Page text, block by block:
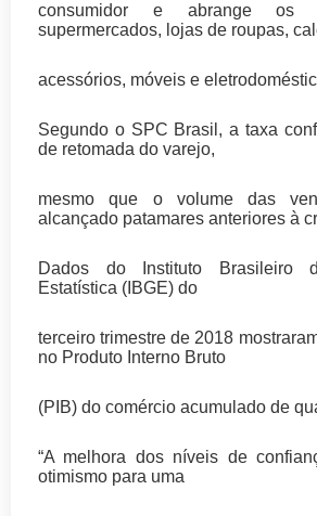
consumidor e abrange os
supermercados, lojas de roupas,
acessórios, móveis e
Segundo o SPC Brasil, a taxa
de retomada do varejo,
mesmo que o volume das
alcançado patamares anteriores à
Dados do Instituto Brasileiro
Estatística (IBGE) do
terceiro trimestre de 2018
no Produto Interno Bruto
(PIB) do comércio acumulado de
“A melhora dos níveis de
otimismo para uma